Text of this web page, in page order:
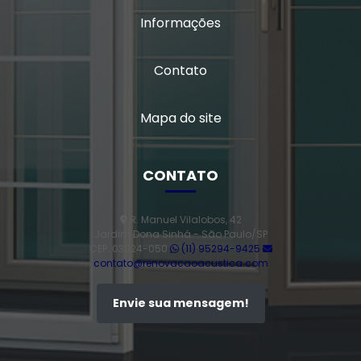
Escolha de Esquadrias: Guia Completo para
Esquadrias Acústicas: Como Melhorar o Conforto e
Esquadrias de Alumínio Sob Medida: Estilo e
Esquadrias de Alumínio Sob Medida: Estilo,
Durabilidade e Funcionalidade para sua Casa
Esquadrias de Alumínio Sob Medida: Melhore Seu
Espaço e Sua Qualidade de Vida
Esquadrias de Alumínio Sob Medida: Soluções
Informações
Contato
Mapa do site
CONTATO
R. Manuel Vilalobos, 42
Jardim Dona Sinhá - São Paulo/SP
CEP: 03924-050
(11) 95294-9425
contato@renovacaoacustica.com
Envie sua mensagem!